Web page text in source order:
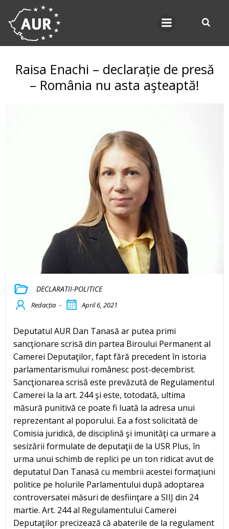
Raisa Enachi – declarație de presă
– România nu asta aşteaptă!
DECLARATII-POLITICE
Redacția - April 6, 2021
Deputatul AUR Dan Tanasă ar putea primi
sancţionare scrisă din partea Biroului Permanent al
Camerei Deputaţilor, fapt fără precedent în istoria
parlamentarismului românesc post-decembrist.
Sancţionarea scrisă este prevăzută de Regulamentul
Camerei la la art. 244 şi este, totodată, ultima
măsură punitivă ce poate fi luată la adresa unui
reprezentant al poporului. Ea a fost solicitată de
Comisia juridică, de disciplină şi imunităţi ca urmare a
sesizării formulate de deputaţii de la USR Plus, în
urma unui schimb de replici pe un ton ridicat avut de
deputatul Dan Tanasă cu membrii acestei formaţiuni
politice pe holurile Parlamentului după adoptarea
controversatei măsuri de desfiinţare a SIIJ din 24
martie. Art. 244 al Regulamentului Camerei
Deputaţilor precizează că abaterile de la regulament